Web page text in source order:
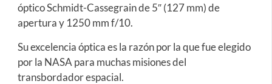
óptico Schmidt-Cassegrain de 5″ (127 mm) de
apertura y 1250 mm f/10.
Su excelencia óptica es la razón por la que fue elegido
por la NASA para muchas misiones del
transbordador espacial.